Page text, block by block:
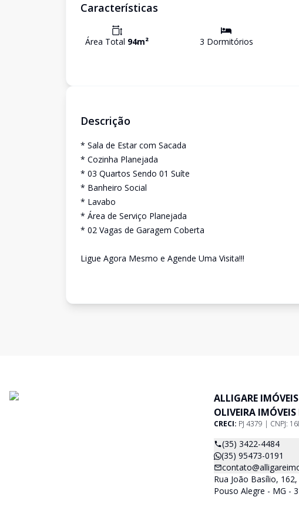
Características
Área Total 94m² 3 Dormitórios
Descrição
* Sala de Estar com Sacada
* Cozinha Planejada
* 03 Quartos Sendo 01 Suíte
* Banheiro Social
* Lavabo
* Área de Serviço Planejada
* 02 Vagas de Garagem Coberta
Ligue Agora Mesmo e Agende Uma Visita!!!
ALLIGARE
OLIVEIRA
CRECI: PJ 4379 | CNPJ:
(35) 3422-4484
(35) 95473-0191
Rua João Basílio,
Pouso Alegre - MG -